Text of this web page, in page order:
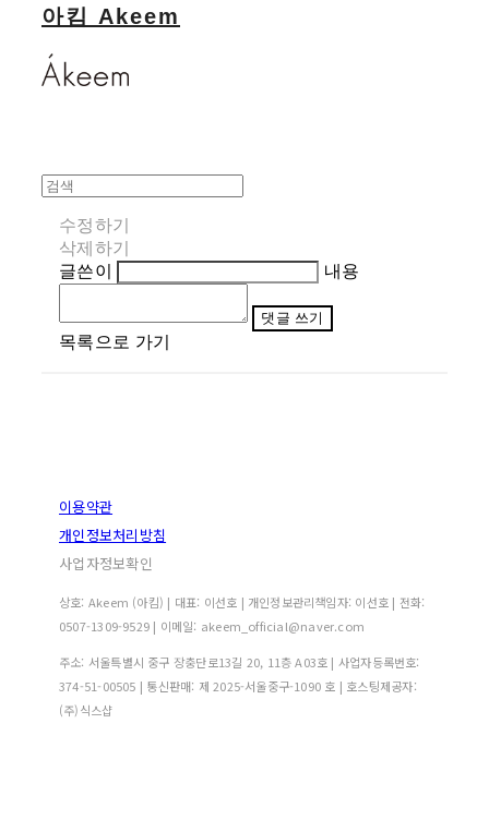
아킴 Akeem
수정하기
삭제하기
글쓴이
내용
댓글 쓰기
목록으로 가기
이용약관
개인정보처리방침
사업자정보확인
상호: Akeem (아킴) | 대표: 이선호 | 개인정보관리책임자: 이선호 | 전화:
0507-1309-9529 | 이메일: akeem_official@naver.com
주소: 서울특별시 중구 장충단로13길 20, 11층 A03호 | 사업자등록번호:
374-51-00505 | 통신판매: 제 2025-서울중구-1090 호 | 호스팅제공자:
(주)식스샵